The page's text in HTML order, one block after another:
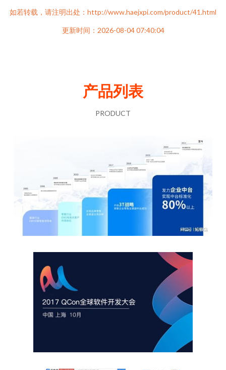
如若转载，请注明出处：http://www.haejxpi.com/product/41.html
更新时间：2026-08-04 07:40:04
产品列表
PRODUCT